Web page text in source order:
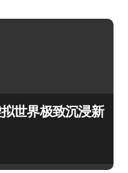
世界极致沉浸新